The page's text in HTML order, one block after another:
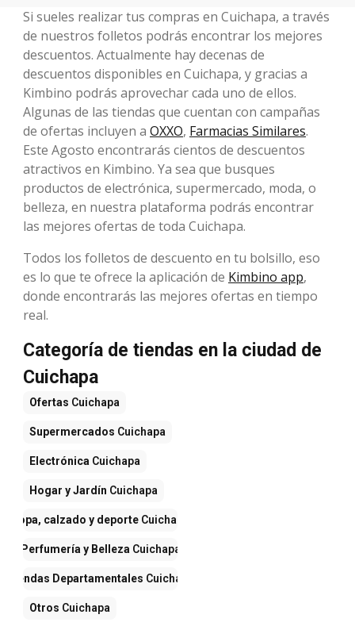
Si sueles realizar tus compras en Cuichapa, a través
de nuestros folletos podrás encontrar los mejores
descuentos. Actualmente hay decenas de
descuentos disponibles en Cuichapa, y gracias a
Kimbino podrás aprovechar cada uno de ellos.
Algunas de las tiendas que cuentan con campañas
de ofertas incluyen a OXXO, Farmacias Similares.
Este Agosto encontrarás cientos de descuentos
atractivos en Kimbino. Ya sea que busques
productos de electrónica, supermercado, moda, o
belleza, en nuestra plataforma podrás encontrar
las mejores ofertas de toda Cuichapa.
Todos los folletos de descuento en tu bolsillo, eso
es lo que te ofrece la aplicación de Kimbino app,
donde encontrarás las mejores ofertas en tiempo
real.
Categoría de tiendas en la ciudad de
Cuichapa
Ofertas Cuichapa
Supermercados Cuichapa
Electrónica Cuichapa
Hogar y Jardín Cuichapa
Ropa, calzado y deporte Cuichapa
Perfumería y Belleza Cuichapa
Tiendas Departamentales Cuichapa
Otros Cuichapa